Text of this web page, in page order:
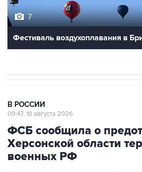
7
Фестиваль воздухоплавания в
В РОССИИ
09:47, 10 августа 2026
ФСБ сообщила о
Херсонской области
военных РФ